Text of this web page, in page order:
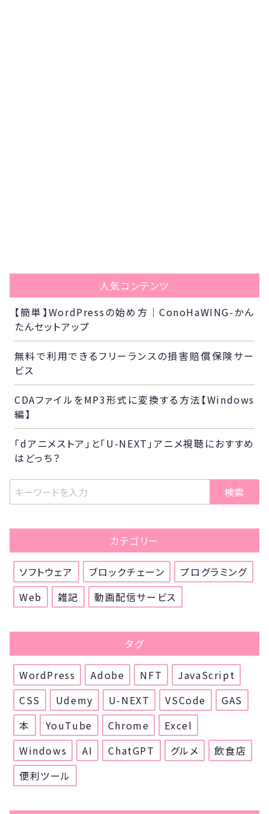
人気コンテンツ
【簡単】WordPressの始め方｜ConoHaWING-かん
たんセットアップ
無料で利用できるフリーランスの損害賠償保険サー
ビス
CDAファイルをMP3形式に変換する方法【Windows
編】
「dアニメストア」と「U-NEXT」アニメ視聴におすすめ
はどっち？
検索
カテゴリー
ソフトウェア ブロックチェーン
プログラミング
Web
雑記 動画配信サービス
タグ
WordPress Adobe NFT
JavaScript
CSS
Udemy U-NEXT VSCode
GAS
本
YouTube Chrome
Excel
Windows
AI ChatGPT グルメ
飲食店
便利ツール